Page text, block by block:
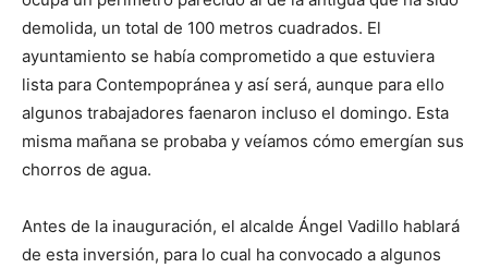
demolida, un total de 100 metros cuadrados. El
ayuntamiento se había comprometido a que estuviera
lista para Contempopránea y así será, aunque para ello
algunos trabajadores faenaron incluso el domingo. Esta
misma mañana se probaba y veíamos cómo emergían sus
chorros de agua.
Antes de la inauguración, el alcalde Ángel Vadillo hablará
de esta inversión, para lo cual ha convocado a algunos